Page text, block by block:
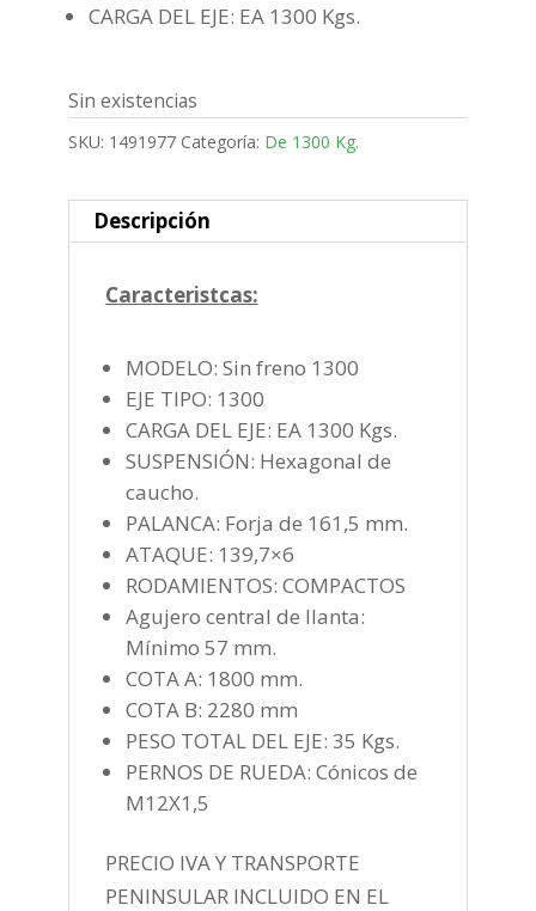
CARGA DEL EJE: EA 1300 Kgs.
Sin existencias
SKU: 1491977 Categoría: De 1300 Kg.
Descripción
Caracteristcas:
MODELO: Sin freno 1300
EJE TIPO: 1300
CARGA DEL EJE: EA 1300 Kgs.
SUSPENSIÓN: Hexagonal de
caucho.
PALANCA: Forja de 161,5 mm.
ATAQUE: 139,7×6
RODAMIENTOS: COMPACTOS
Agujero central de llanta:
Mínimo 57 mm.
COTA A: 1800 mm.
COTA B: 2280 mm
PESO TOTAL DEL EJE: 35 Kgs.
PERNOS DE RUEDA: Cónicos de
M12X1,5
PRECIO IVA Y TRANSPORTE
PENINSULAR INCLUIDO EN EL